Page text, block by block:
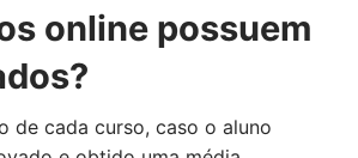
online possuem
de cada curso, caso o aluno